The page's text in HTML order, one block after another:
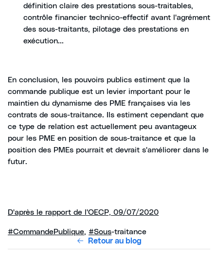
définition claire des prestations sous-traitables,
contrôle financier technico-effectif avant l'agrément
des sous-traitants, pilotage des prestations en
exécution...
En conclusion, les pouvoirs publics estiment que la
commande publique est un levier important pour le
maintien du dynamisme des PME françaises via les
contrats de sous-traitance. Ils estiment cependant que
ce type de relation est actuellement peu avantageux
pour les PME en position de sous-traitance et que la
position des PMEs pourrait et devrait s'améliorer dans le
futur.
D'après le rapport de l'OECP, 09/07/2020
#CommandePublique, #Sous-traitance
Retour au blog